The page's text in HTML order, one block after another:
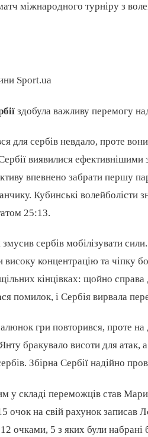
міжнародного турніру з
Sport.ua
здобула важливу перемогу
для сербів невдало, проте
виявилися
впевнено забрати першу
Кубинські волейболісти
25:13.
сербів мобілізувати
концентрацію та чіпку
кінцівках: щойно справа
помилок, і Сербія вирвала
гри повторився, проте
бракувало висоти для
Збірна Сербії надійно
у складі переможців став
очок на свій рахунок
очками, 5 з яких були набрані